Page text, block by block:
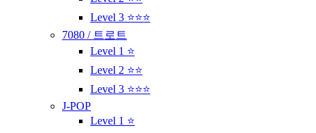
Level 3 ⭐⭐⭐
7080 / 트로트
Level 1 ⭐
Level 2 ⭐⭐
Level 3 ⭐⭐⭐
J-POP
Level 1 ⭐